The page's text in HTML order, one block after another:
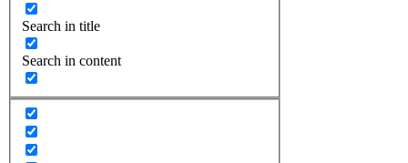
Search in title
Search in content